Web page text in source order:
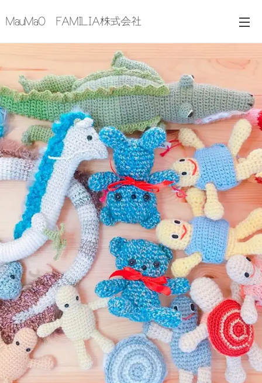
MauMaO FAMILIA株式会社